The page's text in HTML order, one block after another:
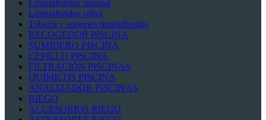
Limpiafondos manual
Limpiafondos robot
Tubería y soportes limpiafondos
RECOGEDOR PISCINA
SUMIDERO PISCINA
CEPILLO PISCINA
FILTRACIÓN PISCINAS
QUÍMICOS PISCINA
ANALIZADOR PISCINAS
RIEGO
ACCESORIOS RIEGO